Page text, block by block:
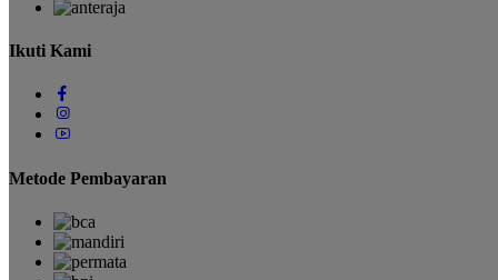
Ikuti Kami
Metode Pembayaran